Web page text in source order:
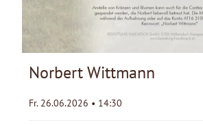
Norbert Wittmann
Fr. 26.06.2026 • 14:30